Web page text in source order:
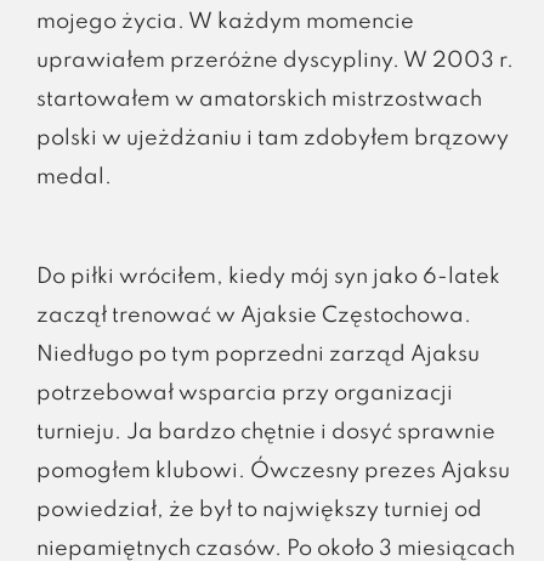
mojego życia. W każdym momencie
uprawiałem przeróżne dyscypliny. W 2003 r.
startowałem w amatorskich mistrzostwach
polski w ujeżdżaniu i tam zdobyłem brązowy
medal.
Do piłki wróciłem, kiedy mój syn jako 6-latek
zaczął trenować w Ajaksie Częstochowa.
Niedługo po tym poprzedni zarząd Ajaksu
potrzebował wsparcia przy organizacji
turnieju. Ja bardzo chętnie i dosyć sprawnie
pomogłem klubowi. Ówczesny prezes Ajaksu
powiedział, że był to największy turniej od
niepamiętnych czasów. Po około 3 miesiącach